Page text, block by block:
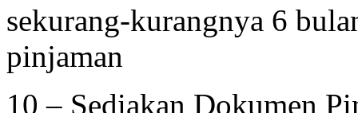
sekurang-kurangnya 6
pinjaman
10 – Sediakan Dokumen